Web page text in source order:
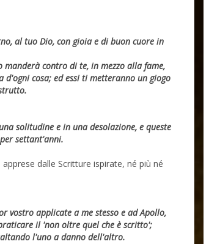
al tuo Dio, con gioia e di buon cuore in
contro di te, in mezzo alla fame,
cosa; ed essi ti metteranno un giogo
solitudine e in una desolazione, e queste
settant'anni.
dalle Scritture ispirate, né più né
vostro applicate a me stesso e ad Apollo,
il 'non oltre quel che è scritto';
l'uno a danno dell'altro.